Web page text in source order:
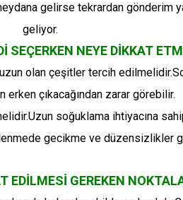
gelirse tekrardan
geliyor.
SEÇERKEN NEYE DİKKAT
olan çeşitler tercih
çıkacağından zarar görebilir.
soğuklama ihtiyacına
gecikme ve düzensizlikler
EDİLMESİ GEREKEN